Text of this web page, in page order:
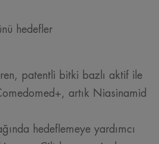
hedefler
patentli bitki bazlı aktif ile
artık Niasinamid
hedeflemeye yardımcı